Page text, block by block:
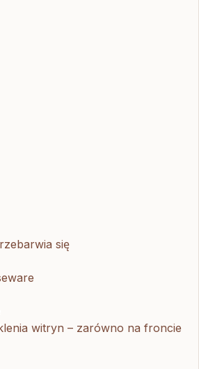
się
witryn – zarówno na froncie